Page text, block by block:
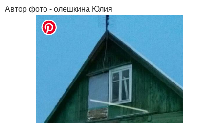
Автор фото - олешкина Юлия